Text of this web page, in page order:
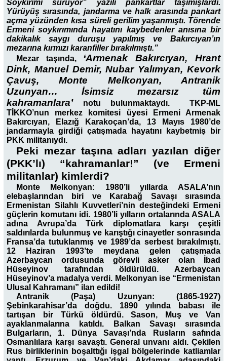
Soykırımı sürüyor” yazılı pankartlar taşımışlardı.
Yürüyüş sırasında, jandarma ve halk arasında pankart
açma yüzünden kısa süreli gerilim yaşanmıştı. Törende
Ermeni soykırımında hayatını kaybedenler anısına bir
dakikalık saygı duruşu yapılmış ve Bakırcıyan’ın
mezarına kırmızı karanfiller bırakılmıştı.”
Mezar taşında, ‘Armenak Bakırcıyan, Hrant
Dink, Manuel Demir, Nubar Yalımyan, Kevork
Çavuş, Monte Melkonyan, Antranik
Uzunyan… İsimsiz mezarsız tüm
kahramanlara’
notu bulunmaktaydı. TKP-ML
TİKKO’nun merkez komitesi üyesi Ermeni Armenak
Bakırcıyan, Elazığ Karakoçan’da, 13 Mayıs 1980’de
jandarmayla girdiği çatışmada hayatını kaybetmiş bir
PKK militanıydı.
Peki mezar taşına adları yazılan diğer
(PKK’lı) “kahramanlar!” (ve Ermeni
militanlar) kimlerdi?
Monte Melkonyan: 1980’li yıllarda ASALA’nın
elebaşlarından biri ve Karabağ Savaşı sırasında
Ermenistan Silahlı Kuvvetleri’nin desteğindeki Ermeni
güçlerin komutanı idi. 1980’li yılların ortalarında ASALA
adına Avrupa’da Türk diplomatlara karşı çeşitli
saldırılarda bulunmuş ve karıştığı cinayetler sonrasında
Fransa’da tutuklanmış ve 1989’da serbest bırakılmıştı.
12 Haziran 1993’te meydana gelen çatışmada
Azerbaycan ordusunda görevli asker olan İbad
Hüseyinov tarafından öldürüldü. Azerbaycan
Hüseyinov’a madalya verdi. Melkonyan ise “Ermenistan
Ulusal Kahramanı” ilan edildi!
Antranik (Paşa) Uzunyan: (1865-1927)
Şebinkarahisar’da doğdu. 1890 yılında babası ile
tartışan bir Türkü öldürdü. Sason, Muş ve Van
ayaklanmalarına katıldı. Balkan Savaşı sırasında
Bulgarların, 1. Dünya Savaşı’nda Rusların safında
Osmanlılara karşı savaştı. General unvanı aldı. Çekilen
Rus birliklerinin boşalttığı işgal bölgelerinde katliamlar